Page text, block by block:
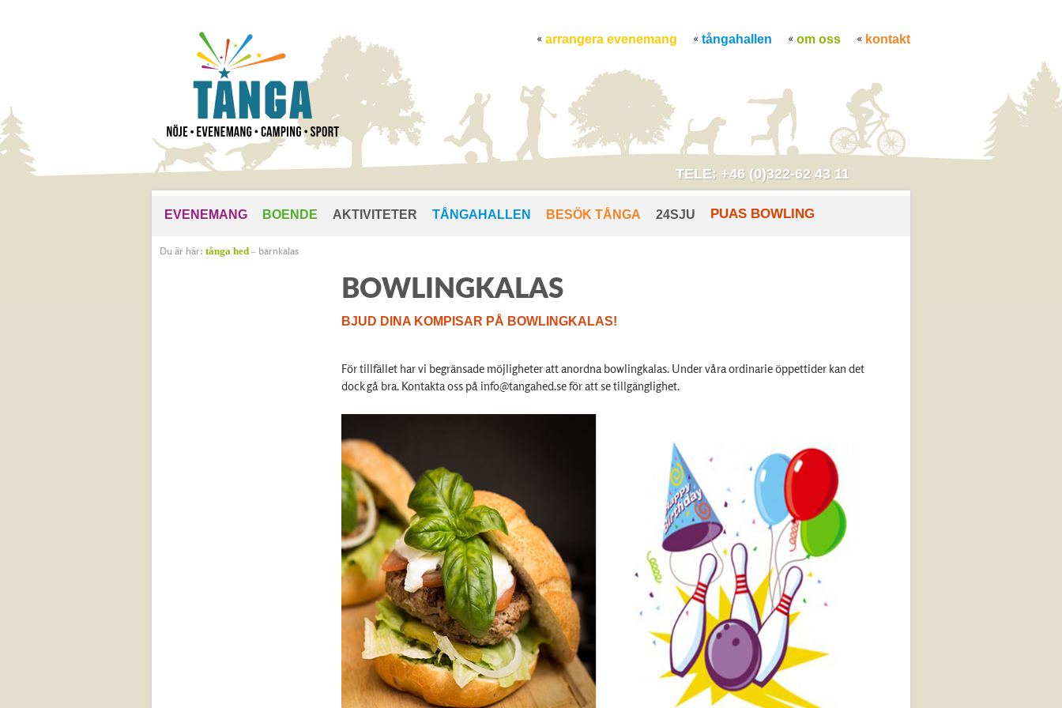
arrangera evenemang tångahallen om oss kontakt
TELE: +46 (0)322-62 43 11
EVENEMANG BOENDE AKTIVITETER TÅNGAHALLEN BESÖK TÅNGA 24SJU PUAS BOWLING
Du är här: tånga hed – barnkalas
BOWLINGKALAS
BJUD DINA KOMPISAR PÅ BOWLINGKALAS!
För tillfället har vi begränsade möjligheter att anordna bowlingkalas. Under våra ordinarie öppettider kan det
dock gå bra. Kontakta oss på info@tangahed.se för att se tillgänglighet.